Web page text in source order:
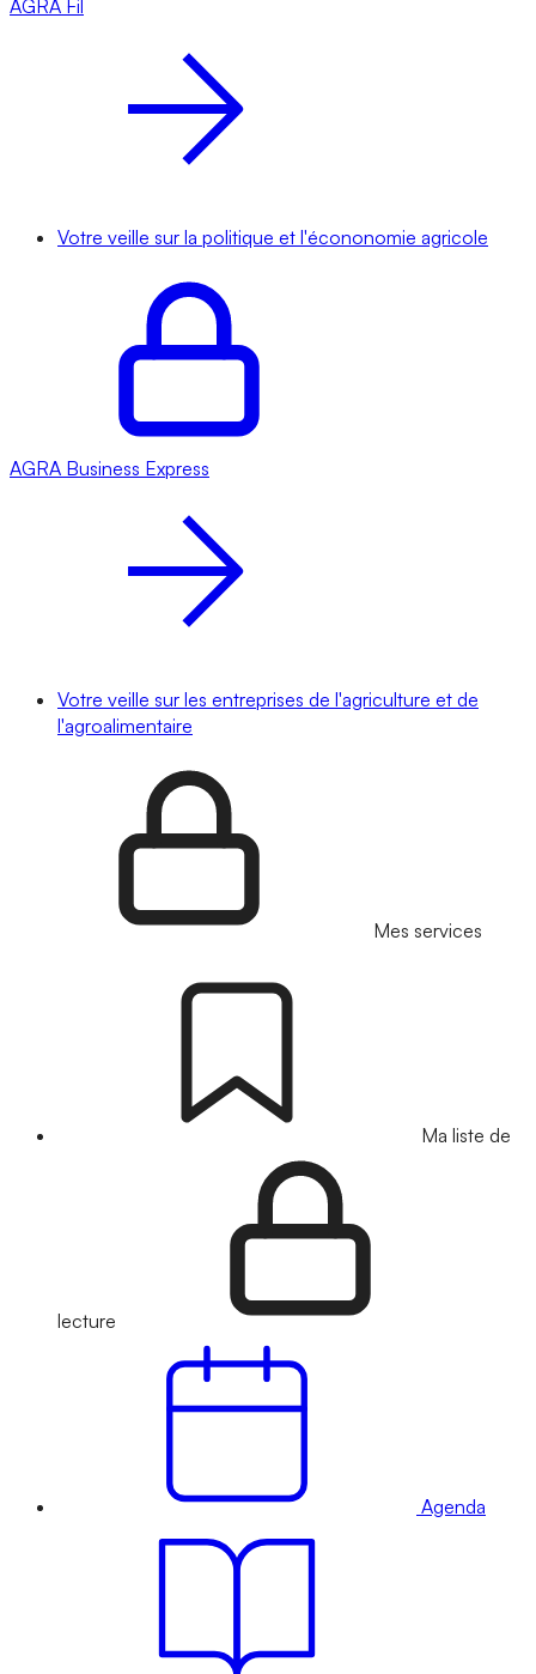
AGRA Fil
Votre veille sur la politique et l'écononomie agricole
AGRA Business Express
Votre veille sur les entreprises de l'agriculture et de
l'agroalimentaire
Mes services
Ma liste de
lecture
Agenda